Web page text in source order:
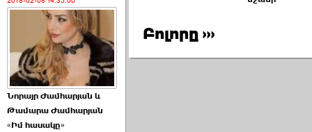
2026-06-09 00:41:00
Որպես ընդդիմադիր
ընտրող՝ ›››
Նորայր Ժամհարյան և
Թամարա Ժամհարյան
«Իմ հասակը»
Բոլորը ›››